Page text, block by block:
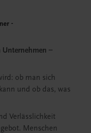
–
ob man sich
und ob das, was
Verlässlichkeit
Menschen